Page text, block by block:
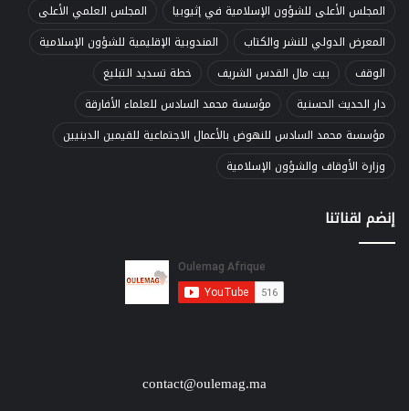
المجلس الأعلى للشؤون الإسلامية في إثيوبيا
المجلس العلمي الأعلى
المعرض الدولي للنشر والكتاب
المندوبية الإقليمية للشؤون الإسلامية
الوقف
بيت مال القدس الشريف
خطة تسديد التبليغ
دار الحديث الحسنية
مؤسسة محمد السادس للعلماء الأفارقة
مؤسسة محمد السادس للنهوض بالأعمال الاجتماعية للقيمين الدينيين
وزارة الأوقاف والشؤون الإسلامية
إنضم لقناتنا
contact@oulemag.ma